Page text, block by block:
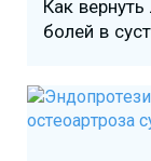
Как
болей в